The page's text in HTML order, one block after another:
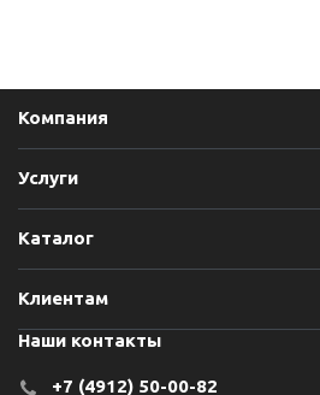
Компания
Услуги
Каталог
Клиентам
Наши контакты
+7 (4912) 50-00-82